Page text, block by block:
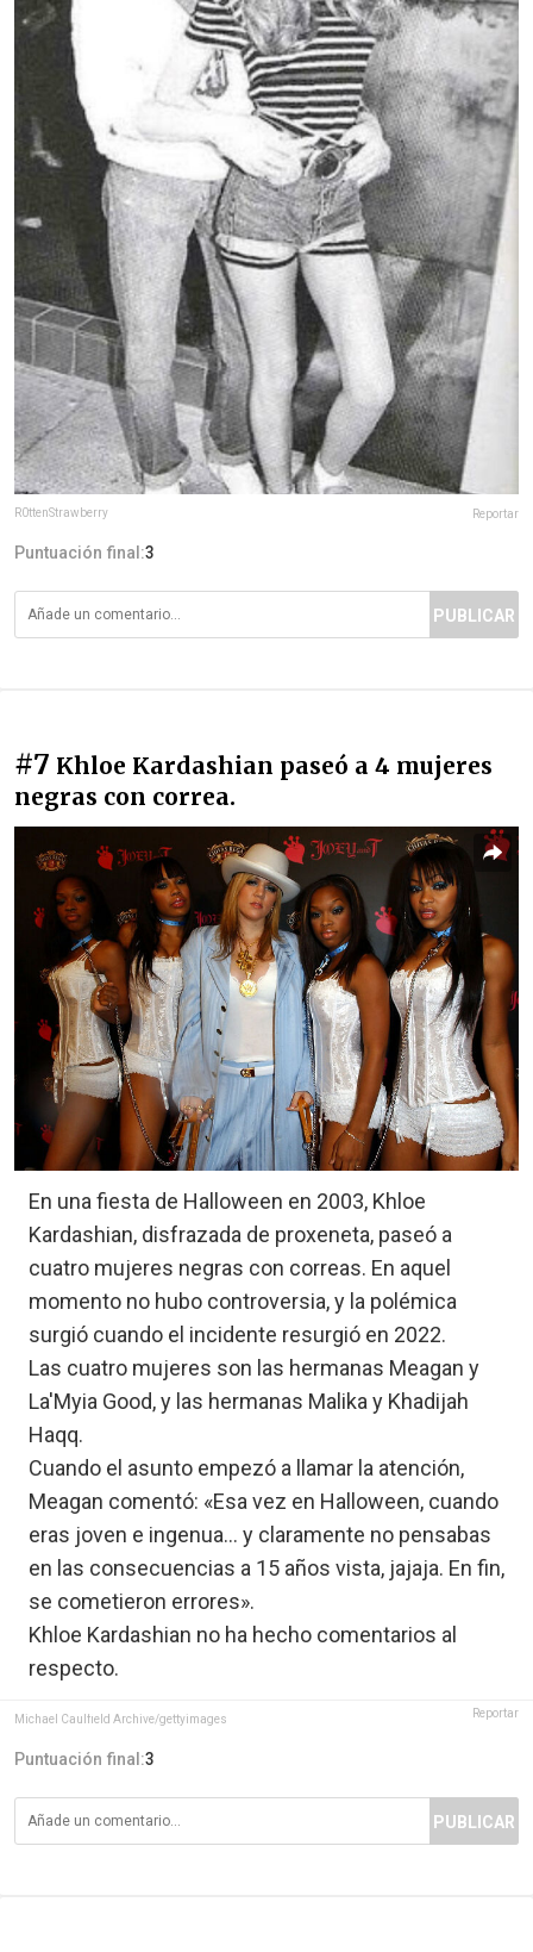
R0ttenStrawberry Reportar
Puntuación final:3
PUBLICAR
#7 Khloe Kardashian paseó a 4 mujeres
negras con correa.
En una fiesta de Halloween en 2003, Khloe
Kardashian, disfrazada de proxeneta, paseó a
cuatro mujeres negras con correas. En aquel
momento no hubo controversia, y la polémica
surgió cuando el incidente resurgió en 2022.
Las cuatro mujeres son las hermanas Meagan y
La'Myia Good, y las hermanas Malika y Khadijah
Haqq.
Cuando el asunto empezó a llamar la atención,
Meagan comentó: «Esa vez en Halloween, cuando
eras joven e ingenua… y claramente no pensabas
en las consecuencias a 15 años vista, jajaja. En fin,
se cometieron errores».
Khloe Kardashian no ha hecho comentarios al
respecto.
Michael Caulfield Archive/gettyimages Reportar
Puntuación final:3
PUBLICAR